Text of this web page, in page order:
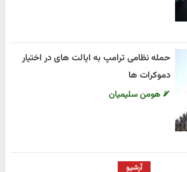
حمله نظامی ترامپ به ایالت های در اختیار
دموکرات ها
هومن سلیمیان
آرشیو